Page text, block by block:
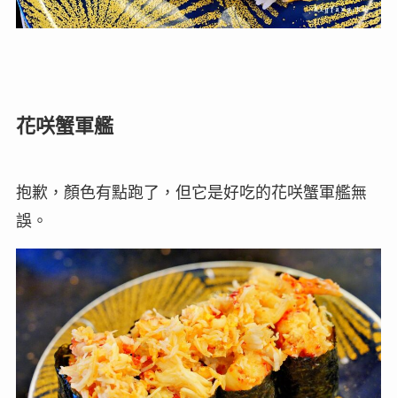
花咲蟹軍艦
抱歉，顏色有點跑了，但它是好吃的花咲蟹軍艦無
誤。